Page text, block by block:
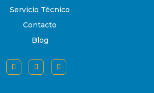
Servicio Técnico
Contacto
Blog